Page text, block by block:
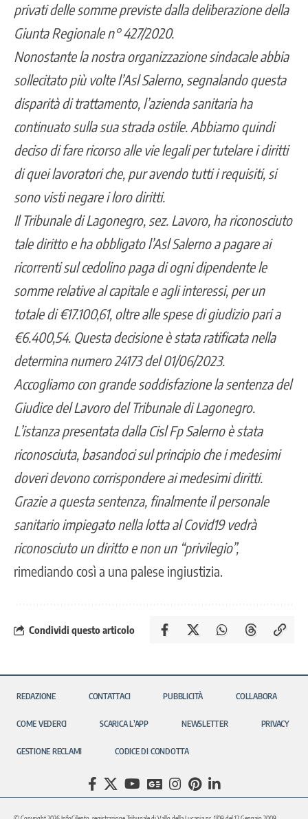
privati delle somme previste dalla deliberazione della
Giunta Regionale n° 427/2020.
Nonostante la nostra organizzazione sindacale abbia
sollecitato più volte l’Asl Salerno, segnalando questa
disparità di trattamento, l’azienda sanitaria ha
continuato sulla sua strada ostile. Abbiamo quindi
deciso di fare ricorso alle vie legali per tutelare i diritti
di quei lavoratori che, pur avendo tutti i requisiti, si
sono visti negare i loro diritti.
Il Tribunale di Lagonegro, sez. Lavoro, ha riconosciuto
tale diritto e ha obbligato l’Asl Salerno a pagare ai
ricorrenti sul cedolino paga di ogni dipendente le
somme relative al capitale e agli interessi, per un
totale di €17.100,61, oltre alle spese di giudizio pari a
€6.400,54. Questa decisione è stata ratificata nella
determina numero 24173 del 01/06/2023.
Accogliamo con grande soddisfazione la sentenza del
Giudice del Lavoro del Tribunale di Lagonegro.
L’istanza presentata dalla Cisl Fp Salerno è stata
riconosciuta, basandoci sul principio che i medesimi
doveri devono corrispondere ai medesimi diritti.
Grazie a questa sentenza, finalmente il personale
sanitario impiegato nella lotta al Covid19 vedrà
riconosciuto un diritto e non un “privilegio”,
rimediando così a una palese ingiustizia.
Condividi questo articolo
REDAZIONE CONTATTACI PUBBLICITÀ COLLABORA
COME VEDERCI SCARICA L’APP NEWSLETTER PRIVACY
GESTIONE RECLAMI CODICE DI CONDOTTA